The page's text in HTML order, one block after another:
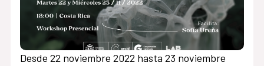
Desde 22 noviembre 2022 hasta 23 noviembre